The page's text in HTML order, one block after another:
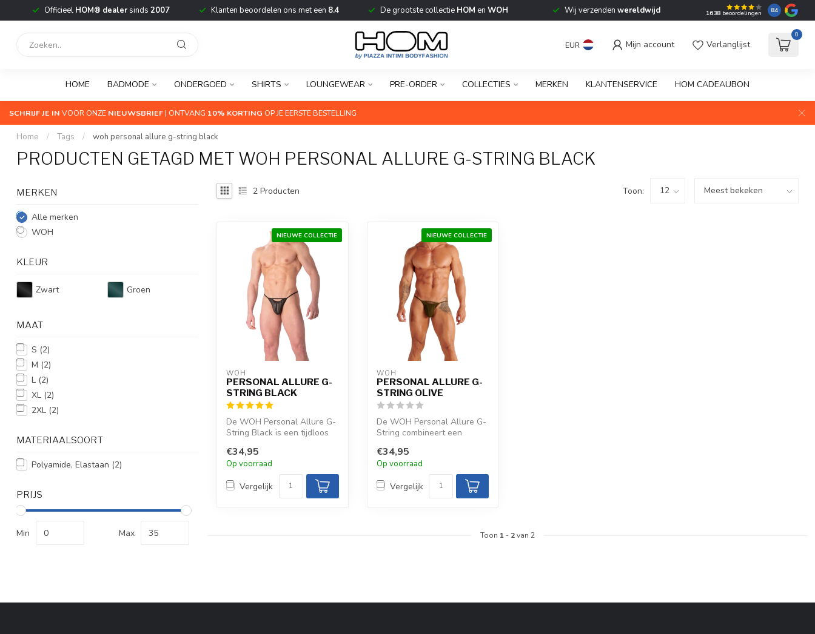
Officieel HOM® dealersinds 2007 Klanten beoordelen ons met een 8.4 De grootste collectie HOM en WOH Wij verzenden wereldwijd 1638 beoordelingen 8.4
EUR Mijn account Verlanglijst
0
HOME BADMODE ONDERGOED SHIRTS LOUNGEWEAR PRE-ORDER COLLECTIES MERKEN KLANTENSERVICE HOM CADEAUBON
SCHRIJF JE IN VOOR ONZE NIEUWSBRIEF| ONTVANG 10% KORTING OP JE EERSTE BESTELLING
Home / Tags / woh personal allure g-string black
PRODUCTEN GETAGD MET WOH PERSONAL ALLURE G-STRING BLACK
MERKEN
Alle merken
WOH
KLEUR
Zwart Groen
MAAT
S (2)
M (2)
L (2)
XL (2)
2XL (2)
MATERIAALSOORT
Polyamide, Elastaan (2)
PRIJS
Min Max
2 Producten Toon:
NIEUWE COLLECTIE
WOH
PERSONAL ALLURE G-
STRING BLACK
De WOH Personal Allure G-
String Black is een tijdloos
€34,95
Op voorraad
Vergelijk
NIEUWE COLLECTIE
WOH
PERSONAL ALLURE G-
STRING OLIVE
De WOH Personal Allure G-
String combineert een
ultr...
€34,95
Op voorraad
Vergelijk
Toon 1 - 2van 2